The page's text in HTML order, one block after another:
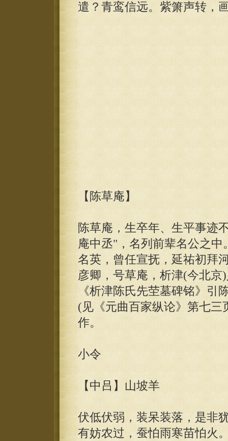
遣？青鸾信远。紫箫声转，
【陈草庵】
陈草庵，生卒年、生平事迹
庵中丞"，名列前辈名公之
名英，曾任宣抚，延祐初拜
彦卿，号草庵，析津(今北
《析津陈氏先茔墓碑铭》引
(见《元曲百家纵论》第七
作。
小令
【中吕】山坡羊
伏低伏弱，装呆装落，是非
有妨农过，蚕怕雨寒苗怕火